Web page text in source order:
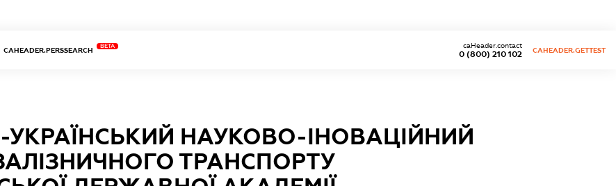
CAHEADER.PERSSEARCH
BETA
0 (800) 210 102
caHeader.contact
CAHEADER.GETTEST
УКРАЇНСЬКИЙ НАУКОВО-ІНОВАЦІЙНИЙ
ТРАНСПОРТУ